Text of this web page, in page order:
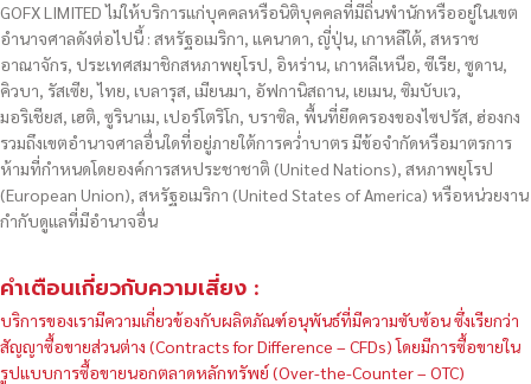
GOFX LIMITED ไม่ให้บริการแก่บุคคลหรือนิติบุคคลที่มีถิ่นพำนักหรืออยู่ในเขต
อำนาจศาลดังต่อไปนี้ : สหรัฐอเมริกา, แคนาดา, ญี่ปุ่น, เกาหลีใต้, สหราช
อาณาจักร, ประเทศสมาชิกสหภาพยุโรป, อิหร่าน, เกาหลีเหนือ, ซีเรีย, ซูดาน,
คิวบา, รัสเซีย, ไทย, เบลารุส, เมียนมา, อัฟกานิสถาน, เยเมน, ซิมบับเว,
มอริเชียส, เฮติ, ซูรินาเม, เปอร์โตริโก, บราซิล, พื้นที่ยึดครองของไซปรัส, ฮ่องกง
รวมถึงเขตอำนาจศาลอื่นใดที่อยู่ภายใต้การคว่ำบาตร มีข้อจำกัดหรือมาตรการ
ห้ามที่กำหนดโดยองค์การสหประชาชาติ (United Nations), สหภาพยุโรป
(European Union), สหรัฐอเมริกา (United States of America) หรือหน่วยงาน
กำกับดูแลที่มีอำนาจอื่น
คำเตือนเกี่ยวกับความเสี่ยง :
บริการของเรามีความเกี่ยวข้องกับผลิตภัณฑ์อนุพันธ์ที่มีความซับซ้อน ซึ่งเรียกว่า
สัญญาซื้อขายส่วนต่าง (Contracts for Difference – CFDs) โดยมีการซื้อขายใน
รูปแบบการซื้อขายนอกตลาดหลักทรัพย์ (Over-the-Counter – OTC)